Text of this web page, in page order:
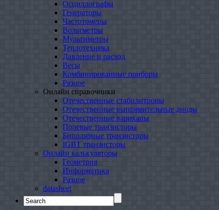
Осциллографы
Генераторы
Частотомеры
Вольтметры
Мультиметры
Теплотехника
Давление и расход
Весы
Комбинированные приборы
Разное
Онлайн справочники
Отечественные стабилитроны
Отечественные выпрямительные диоды
Отечественные варикапы
Полевые транзисторы
Биполярные транзисторы
IGBT транзисторы
Онлайн калькуляторы
Геометрия
Информатика
Разное
datasheet
Search
for: